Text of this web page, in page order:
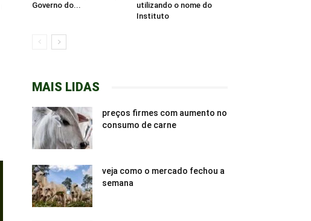
Governo do...
utilizando o nome do
Instituto
MAIS LIDAS
preços firmes com aumento no
consumo de carne
veja como o mercado fechou a
semana